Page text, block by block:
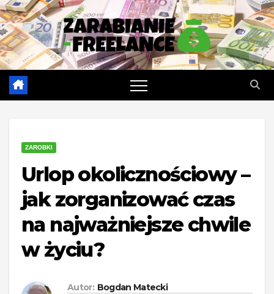
Skip
to
content
ZAROBKI
Urlop okolicznościowy –
jak zorganizować czas
na najważniejsze chwile
w życiu?
Autor: Bogdan Matecki